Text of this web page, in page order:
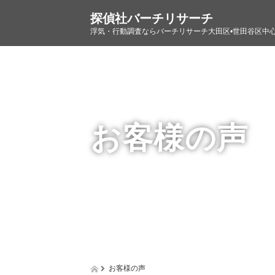
探偵社バーチリサーチ
浮気・行動調査ならバーチリサーチ大田区•世田谷区中
お客様の声
お客様の声